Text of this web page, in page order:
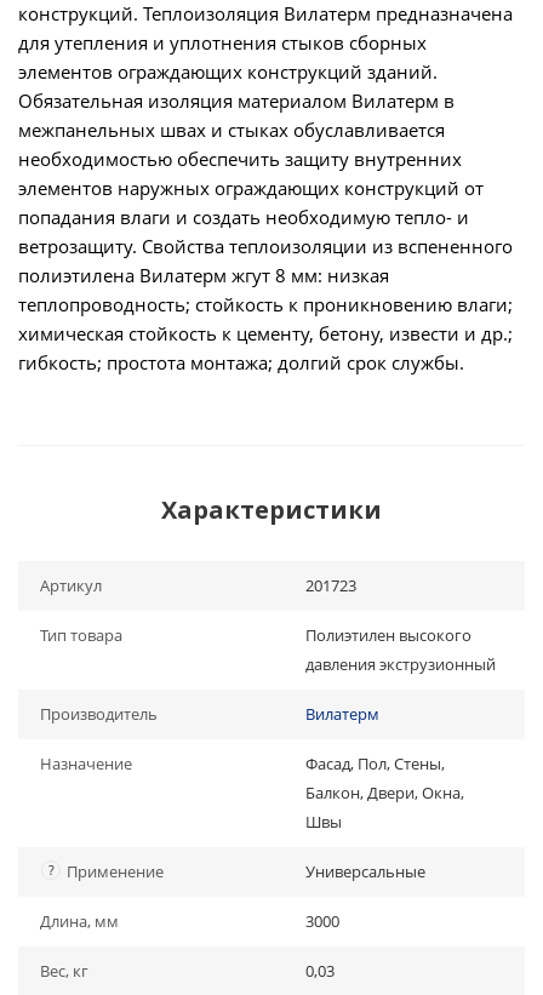
конструкций. Теплоизоляция Вилатерм предназначена
для утепления и уплотнения стыков сборных
элементов ограждающих конструкций зданий.
Обязательная изоляция материалом Вилатерм в
межпанельных швах и стыках обуславливается
необходимостью обеспечить защиту внутренних
элементов наружных ограждающих конструкций от
попадания влаги и создать необходимую тепло- и
ветрозащиту. Свойства теплоизоляции из вспененного
полиэтилена Вилатерм жгут 8 мм: низкая
теплопроводность; стойкость к проникновению влаги;
химическая стойкость к цементу, бетону, извести и др.;
гибкость; простота монтажа; долгий срок службы.
Характеристики
Артикул 201723
Тип товара
Полиэтилен высокого
давления экструзионный
Производитель Вилатерм
Назначение
Фасад, Пол, Стены,
Балкон, Двери, Окна,
Швы
? Применение Универсальные
Длина, мм 3000
Вес, кг 0,03